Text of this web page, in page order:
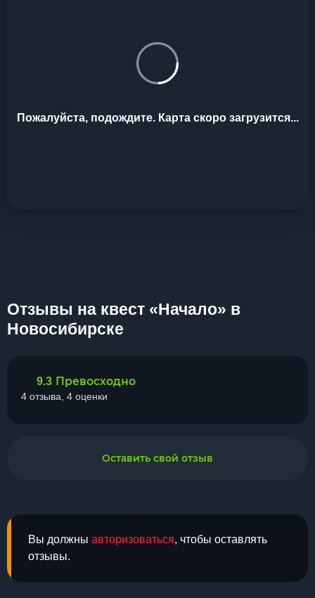
Пожалуйста, подождите. Карта скоро загрузится...
Отзывы на квест «Начало» в
Новосибирске
Вы должны авторизоваться, чтобы оставлять
отзывы.
9.3 Превосходно
4 отзыва, 4 оценки
Оставить свой отзыв